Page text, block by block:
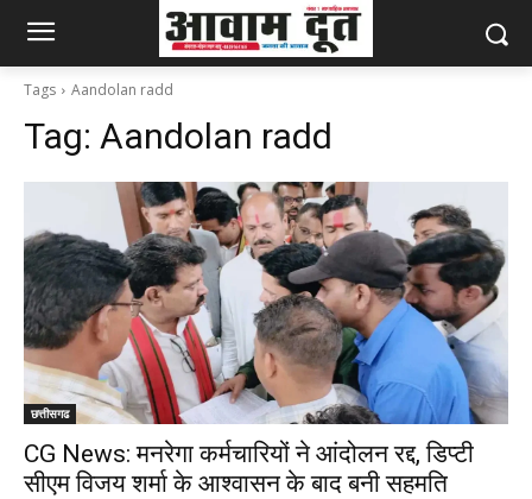
Tags Aandolan radd
Tag: Aandolan radd
छत्तीसगढ
CG News: मनरेगा कर्मचारियों ने आंदोलन रद्द, डिप्टी
सीएम विजय शर्मा के आश्वासन के बाद बनी सहमति